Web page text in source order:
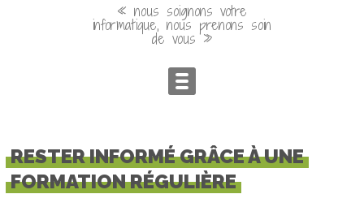
« nous soignons votre
informatique, nous prenons soin
de vous »
RESTER INFORMÉ GRÂCE À UNE
FORMATION RÉGULIÈRE